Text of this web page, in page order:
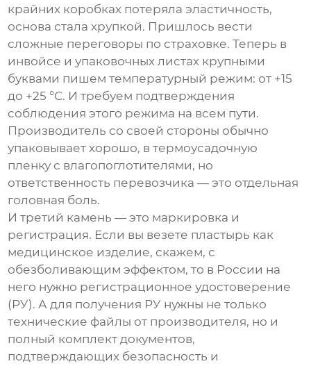
крайних коробках потеряла эластичность,
основа стала хрупкой. Пришлось вести
сложные переговоры по страховке. Теперь в
инвойсе и упаковочных листах крупными
буквами пишем температурный режим: от +15
до +25 °C. И требуем подтверждения
соблюдения этого режима на всем пути.
Производитель со своей стороны обычно
упаковывает хорошо, в термоусадочную
пленку с влагопоглотителями, но
ответственность перевозчика — это отдельная
головная боль.
И третий камень — это маркировка и
регистрация. Если вы везете пластырь как
медицинское изделие, скажем, с
обезболивающим эффектом, то в России на
него нужно регистрационное удостоверение
(РУ). А для получения РУ нужны не только
технические файлы от производителя, но и
полный комплект документов,
подтверждающих безопасность и